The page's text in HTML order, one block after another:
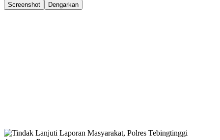
Screenshot
Dengarkan